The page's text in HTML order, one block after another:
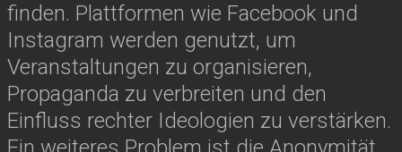
finden. Plattformen wie Facebook und
Instagram werden genutzt, um
Veranstaltungen zu organisieren,
Propaganda zu verbreiten und den
Einfluss rechter Ideologien zu verstärken.